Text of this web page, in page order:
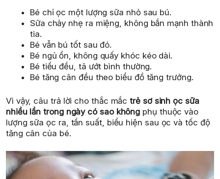
Bé chỉ ọc một lượng sữa nhỏ sau bú.
Sữa chảy nhẹ ra miệng, không bắn mạnh thành
tia.
Bé vẫn bú tốt sau đó.
Bé ngủ ổn, không quấy khóc kéo dài.
Bé tiểu đều, tã ướt bình thường.
Bé tăng cân đều theo biểu đồ tăng trưởng.
Vì vậy, câu trả lời cho thắc mắctrẻ sơ sinh ọc sữa
nhiều lần trong ngày có sao không phụ thuộc vào
lượng sữa ọc ra, tần suất, biểu hiện sau ọc và tốc độ
tăng cân của bé.